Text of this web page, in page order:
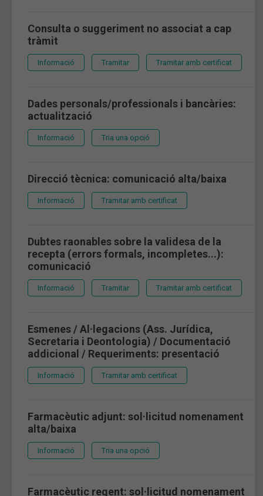
Consulta o suggeriment no associat a cap
tràmit
Informació Tramitar Tramitar amb certificat
Dades personals/professionals i bancàries:
actualització
Informació Tria una opció
Direcció tècnica: comunicació alta/baixa
Informació Tramitar amb certificat
Dubtes raonables sobre la validesa de la
recepta (errors formals, incompletes...):
comunicació
Informació Tramitar Tramitar amb certificat
Esmenes / Al·legacions (Ass. Jurídica,
Secretaria i Deontologia) / Documentació
addicional / Requeriments: presentació
Informació Tramitar amb certificat
Farmacèutic adjunt: sol·licitud nomenament
alta/baixa
Informació Tria una opció
Farmacèutic regent: sol·licitud nomenament